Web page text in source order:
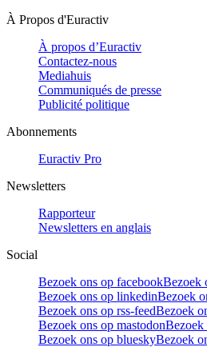
À Propos d'Euractiv
À propos d’Euractiv
Contactez-nous
Mediahuis
Communiqués de presse
Publicité politique
Abonnements
Euractiv Pro
Newsletters
Rapporteur
Newsletters en anglais
Social
Bezoek ons op facebookBezoek
Bezoek ons op linkedinBezoek
Bezoek ons op rss-feedBezoek
Bezoek ons op mastodonBezoek
Bezoek ons op blueskyBezoek